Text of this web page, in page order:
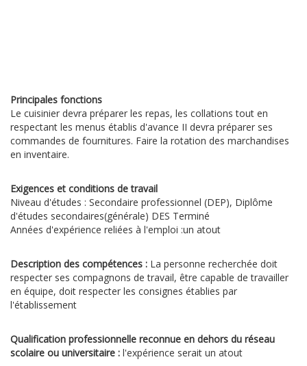
Principales fonctions
Le cuisinier devra préparer les repas, les collations tout en
respectant les menus établis d'avance II devra préparer ses
commandes de fournitures. Faire la rotation des marchandises
en inventaire.
Exigences et conditions de travail
Niveau d'études : Secondaire professionnel (DEP), Diplôme
d'études secondaires(générale) DES Terminé
Années d'expérience reliées à l'emploi :un atout
Description des compétences : La personne recherchée doit
respecter ses compagnons de travail, être capable de travailler
en équipe, doit respecter les consignes établies par
l'établissement
Qualification professionnelle reconnue en dehors du réseau
scolaire ou universitaire : l'expérience serait un atout